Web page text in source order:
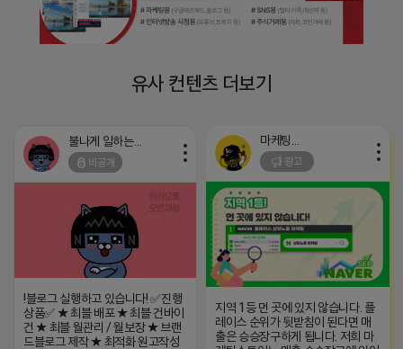
유사 컨텐츠 더보기
불나게 일하는 네오
비공개
!블로그 실행하고 있습니다! ✅진행
상품✅ ★ 최블 배포 ★ 최블 건바이
건 ★ 최블 월관리 / 월보장 ★ 브랜
드블로그 제작 ★ 최적화 원고작성
광고
지역 1등 먼 곳에 있지 않습니다. 플
레이스 순위가 뒷받침이 된다면 매
출은 승승장구하게 됩니다. 저희 마